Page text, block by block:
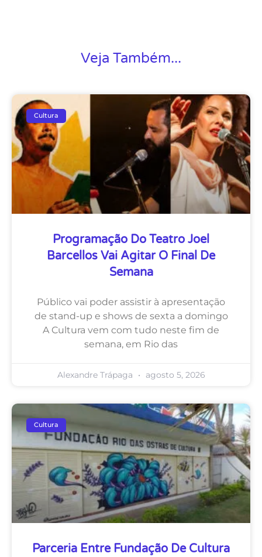
Veja Também...
Cultura
Programação Do Teatro Joel
Barcellos Vai Agitar O Final De
Semana
Público vai poder assistir à apresentação
de stand-up e shows de sexta a domingo
A Cultura vem com tudo neste fim de
semana, em Rio das
Alexandre Trápaga agosto 5, 2026
Cultura
Parceria Entre Fundação De Cultura